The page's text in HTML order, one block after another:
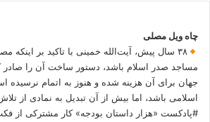
چاه ویل مصلی
۳۸ سال پیش، آیت‌الله خمینی با تاکید بر
مساجد صدر اسلام باشد، دستور ساخت آن را
جهان برای آن هزینه شده و هنوز به اتمام نرسیده
اسلامی باشد، اما بیش از آن تبدیل به نمادی از
#پادکست «هزار داستان بودجه» کار مشترکی از